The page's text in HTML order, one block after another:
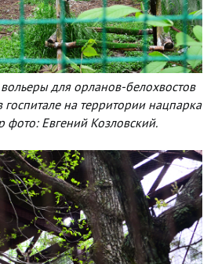
для орланов-белохвостов
на территории нацпарка
фото: Евгений Козловский.